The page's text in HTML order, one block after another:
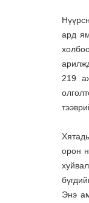
ард
219
орон
Энэ